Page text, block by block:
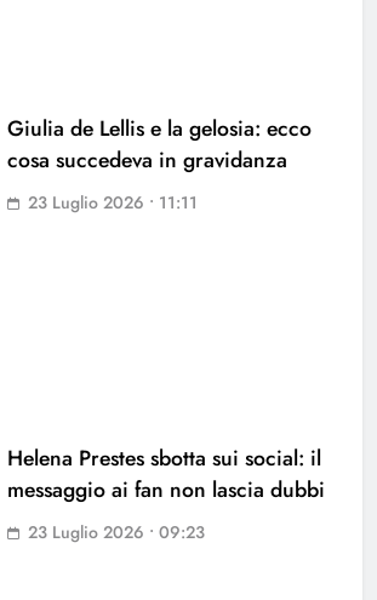
Giulia de Lellis e la gelosia: ecco
cosa succedeva in gravidanza
23 Luglio 2026 • 11:11
Helena Prestes sbotta sui social: il
messaggio ai fan non lascia dubbi
23 Luglio 2026 • 09:23